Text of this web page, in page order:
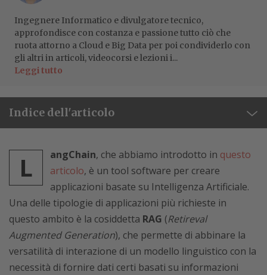
Ingegnere Informatico e divulgatore tecnico,
approfondisce con costanza e passione tutto ciò che
ruota attorno a Cloud e Big Data per poi condividerlo con
gli altri in articoli, videocorsi e lezioni i...
Leggi tutto
Indice dell'articolo
L angChain, che abbiamo introdotto in questo
articolo, è un tool software per creare
applicazioni basate su Intelligenza Artificiale.
Una delle tipologie di applicazioni più richieste in
questo ambito è la cosiddetta RAG (Retireval
Augmented Generation), che permette di abbinare la
versatilità di interazione di un modello linguistico con la
necessità di fornire dati certi basati su informazioni